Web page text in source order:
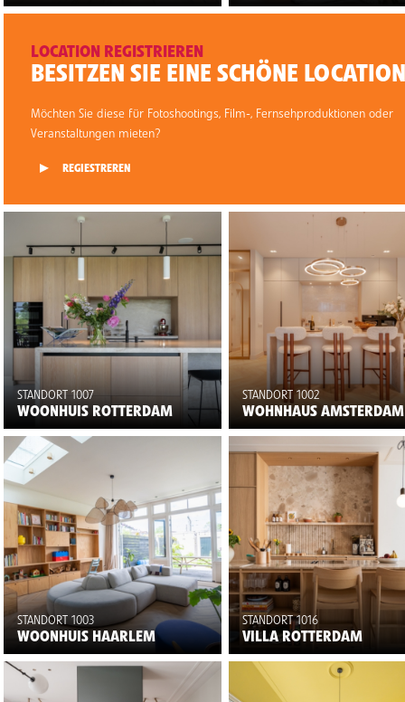
LOCATION REGISTRIEREN
BESITZEN SIE EINE SCHÖNE
Möchten Sie diese für Fotoshootings, Film-, Fernsehproduktionen oder
Veranstaltungen mieten?
REGIESTREREN
STANDORT 1007
WOONHUIS ROTTERDAM
STANDORT 1002
WOHNHAUS AMSTERDAM
STANDORT 1003
WOONHUIS HAARLEM
STANDORT 1016
VILLA ROTTERDAM